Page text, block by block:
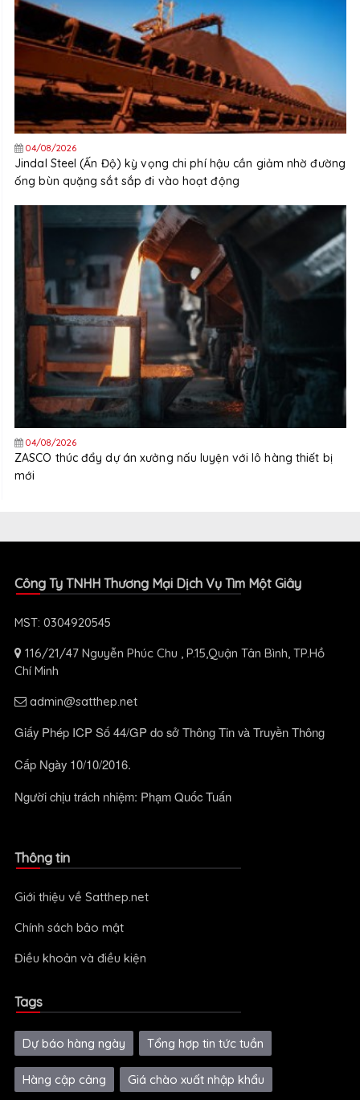
04/08/2026
Jindal Steel (Ấn Độ) kỳ vọng chi phí hậu cần giảm nhờ đường
ống bùn quặng sắt sắp đi vào hoạt động
04/08/2026
ZASCO thúc đẩy dự án xưởng nấu luyện với lô hàng thiết bị
mới
Công Ty TNHH Thương Mại Dịch Vụ Tìm Một Giây
MST: 0304920545
116/21/47 Nguyễn Phúc Chu , P.15,Quận Tân Bình, TP.Hồ
Chí Minh
admin@satthep.net
Giấy Phép ICP Số 44/GP do sở Thông Tin và Truyền Thông
Cấp Ngày 10/10/2016.
Người chịu trách nhiệm: Phạm Quốc Tuấn
Thông tin
Giới thiệu về Satthep.net
Chính sách bảo mật
Điều khoản và điều kiện
Tags
Dự báo hàng ngày Tổng hợp tin tức tuần
Hàng cập cảng Giá chào xuất nhập khẩu